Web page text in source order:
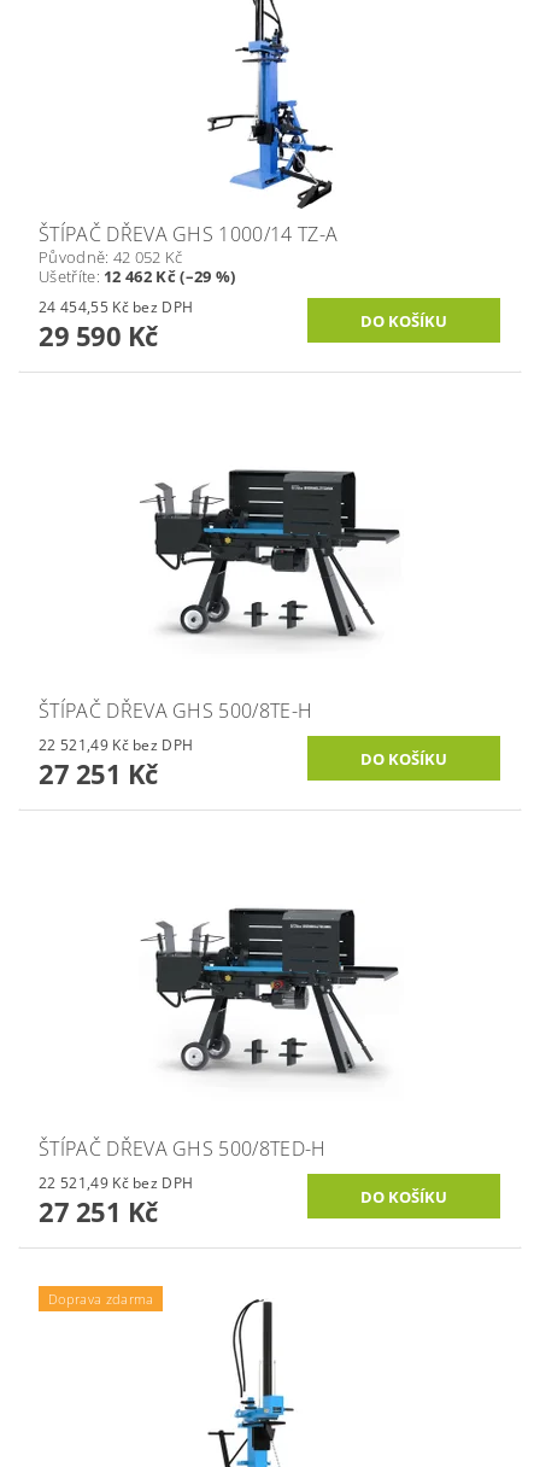
ŠTÍPAČ DŘEVA GHS 1000/14 TZ-A
Původně: 42 052 Kč
Ušetříte: 12 462 Kč (–29 %)
24 454,55 Kč bez DPH
29 590 Kč
ŠTÍPAČ DŘEVA GHS 500/8TE-H
22 521,49 Kč bez DPH
27 251 Kč
ŠTÍPAČ DŘEVA GHS 500/8TED-H
22 521,49 Kč bez DPH
27 251 Kč
Doprava zdarma